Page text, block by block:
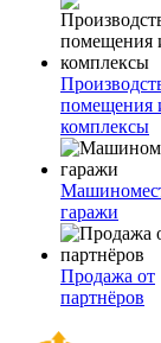
помещения
комплексы
гаражи
Продажа от
партнёров